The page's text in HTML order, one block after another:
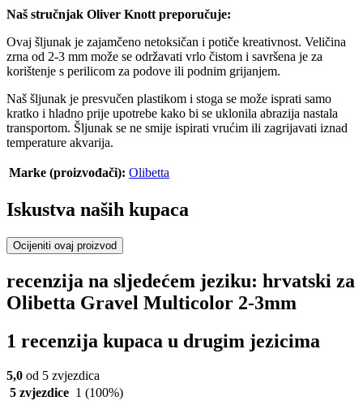
Naš stručnjak Oliver Knott preporučuje:
Ovaj šljunak je zajamčeno netoksičan i potiče kreativnost. Veličina
zrna od 2-3 mm može se održavati vrlo čistom i savršena je za
korištenje s perilicom za podove ili podnim grijanjem.
Naš šljunak je presvučen plastikom i stoga se može isprati samo
kratko i hladno prije upotrebe kako bi se uklonila abrazija nastala
transportom. Šljunak se ne smije ispirati vrućim ili zagrijavati iznad
temperature akvarija.
Marke (proizvođači): Olibetta
Iskustva naših kupaca
Ocijeniti ovaj proizvod
recenzija na sljedećem jeziku: hrvatski za
Olibetta Gravel Multicolor 2-3mm
1 recenzija kupaca u drugim jezicima
5,0 od 5 zvjezdica
5 zvjezdice 1 (100%)